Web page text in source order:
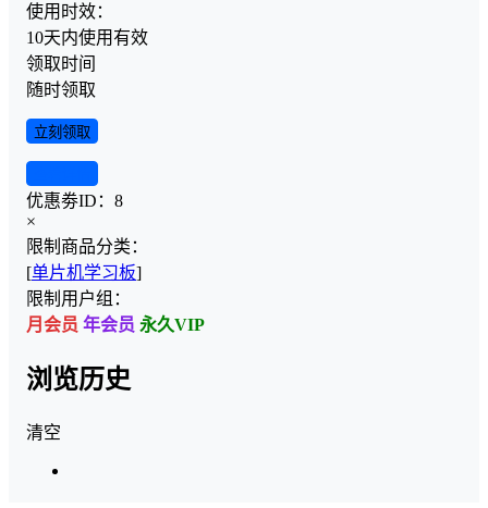
使用时效：
10天内使用有效
领取时间
随时领取
立刻领取
优惠劵ID： 8
×
限制商品分类：
[单片机学习板]
限制用户组：
月会员 年会员 永久VIP
浏览历史
清空